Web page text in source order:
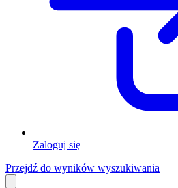
Zaloguj się
Przejdź do wyników wyszukiwania